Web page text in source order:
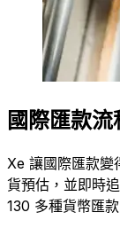
國際匯款
Xe 讓國際匯款變
貨預估，並即時
130 多種貨幣匯款